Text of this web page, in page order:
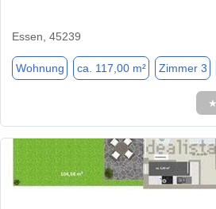
Essen, 45239
Wohnung ca. 117,00 m² Zimmer 3
★